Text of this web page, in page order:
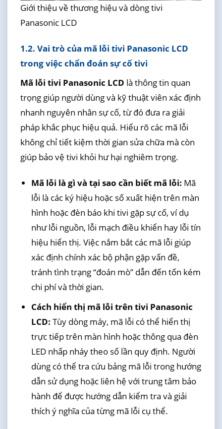
Giới thiệu về thương hiệu và dòng tivi
Panasonic LCD
1.2. Vai trò của mã lỗi tivi Panasonic LCD
trong việc chẩn đoán sự cố tivi
Mã lỗi tivi Panasonic LCD là thông tin quan
trọng giúp người dùng và kỹ thuật viên xác định
nhanh nguyên nhân sự cố, từ đó đưa ra giải
pháp khắc phục hiệu quả. Hiểu rõ các mã lỗi
không chỉ tiết kiệm thời gian sửa chữa mà còn
giúp bảo vệ tivi khỏi hư hại nghiêm trọng.
Mã lỗi là gì và tại sao cần biết mã lỗi: Mã
lỗi là các ký hiệu hoặc số xuất hiện trên màn
hình hoặc đèn báo khi tivi gặp sự cố, ví dụ
như lỗi nguồn, lỗi mạch điều khiển hay lỗi tín
hiệu hiển thị. Việc nắm bắt các mã lỗi giúp
xác định chính xác bộ phận gặp vấn đề,
tránh tình trạng “đoán mò” dẫn đến tốn kém
chi phí và thời gian.
Cách hiển thị mã lỗi trên tivi Panasonic
LCD: Tùy dòng máy, mã lỗi có thể hiển thị
trực tiếp trên màn hình hoặc thông qua đèn
LED nhấp nháy theo số lần quy định. Người
dùng có thể tra cứu bảng mã lỗi trong hướng
dẫn sử dụng hoặc liên hệ với trung tâm bảo
hành để được hướng dẫn kiểm tra và giải
thích ý nghĩa của từng mã lỗi cụ thể.